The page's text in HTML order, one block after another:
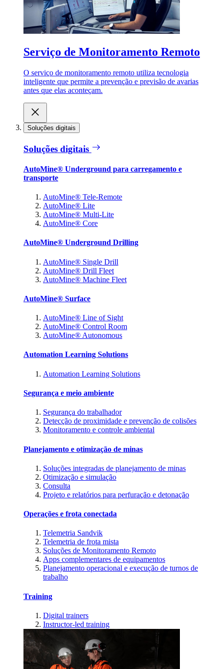
Serviço de Monitoramento Remoto
O serviço de monitoramento remoto utiliza tecnologia
inteligente que permite a prevenção e previsão de avarias
antes que elas aconteçam.
Soluções digitais
Soluções digitais
AutoMine® Underground para carregamento e
transporte
AutoMine® Tele-Remote
AutoMine® Lite
AutoMine® Multi-Lite
AutoMine® Core
AutoMine® Underground Drilling
AutoMine® Single Drill
AutoMine® Drill Fleet
AutoMine® Machine Fleet
AutoMine® Surface
AutoMine® Line of Sight
AutoMine® Control Room
AutoMine® Autonomous
Automation Learning Solutions
Automation Learning Solutions
Segurança e meio ambiente
Segurança do trabalhador
Detecção de proximidade e prevenção de colisões
Monitoramento e controle ambiental
Planejamento e otimização de minas
Soluções integradas de planejamento de minas
Otimização e simulação
Consulta
Projeto e relatórios para perfuração e detonação
Operações e frota conectada
Telemetria Sandvik
Telemetria de frota mista
Soluções de Monitoramento Remoto
Apps complementares de equipamentos
Planejamento operacional e execução de turnos de
trabalho
Training
Digital trainers
Instructor-led training